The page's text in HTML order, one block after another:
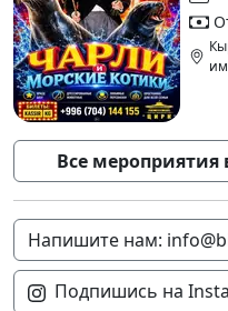
Все мероприятия
Напишите нам:
Подпишись на